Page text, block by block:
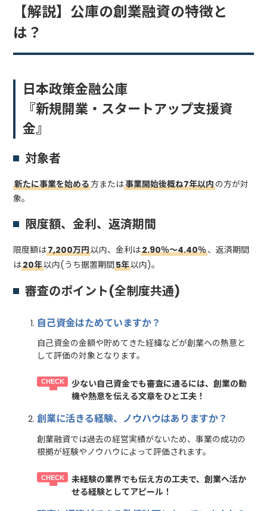
【解説】公庫の創業融資の特徴と
は？
日本政策金融公庫
『新規開業・スタートアップ支援資
金』
対象者
新たに事業を始める方または事業開始後概ね7年以内の方が対
象。
限度額、金利、返済期間
限度額は7,200万円以内、金利は2.90％～4.40％、返済期間
は20年以内(うち据置期間5年以内)。
審査のポイント(全制度共通)
自己資金はためていますか？
自己資金の金額や貯めてきた経緯などが創業への熱意と
して評価の対象となります。
少ない自己資金でも審査に通るには、創業の動
機や熱意を伝える文章をひと工夫！
創業に活きる経験、ノウハウはありますか？
創業融資では過去の経営実績がないため、事業の成功の
根拠が経験やノウハウによって評価されます。
未経験の業界でも伝え方の工夫で、創業へ活か
せる経験としてアピール！